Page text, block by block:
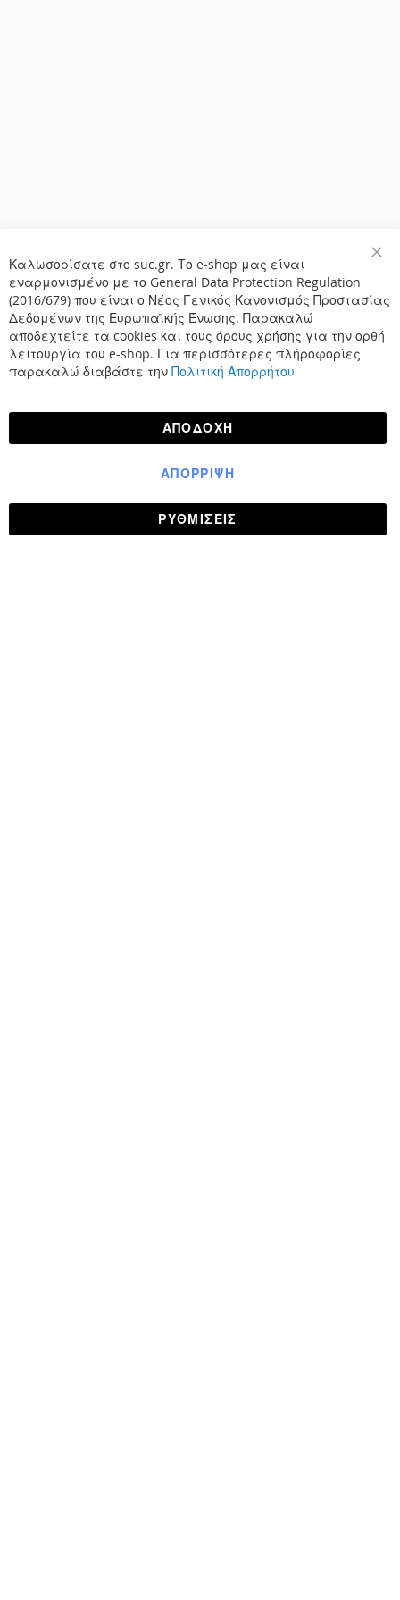
Καλωσορίσατε στο suc.gr. Το e-shop μας είναι
εναρμονισμένο με το General Data Protection Regulation
(2016/679) που είναι ο Νέος Γενικός Κανονισμός Προστασίας
Δεδομένων της Ευρωπαϊκής Ένωσης. Παρακαλώ
αποδεχτείτε τα cookies και τους όρους χρήσης για την ορθή
λειτουργία του e-shop. Για περισσότερες πλήροφορίες
παρακαλώ διαβάστε την Πολιτική Απορρήτου
ΑΠΟΔΟΧΉ
ΡΥΘΜΊΣΕΙΣ
ΑΠΌΡΡΙΨΗ